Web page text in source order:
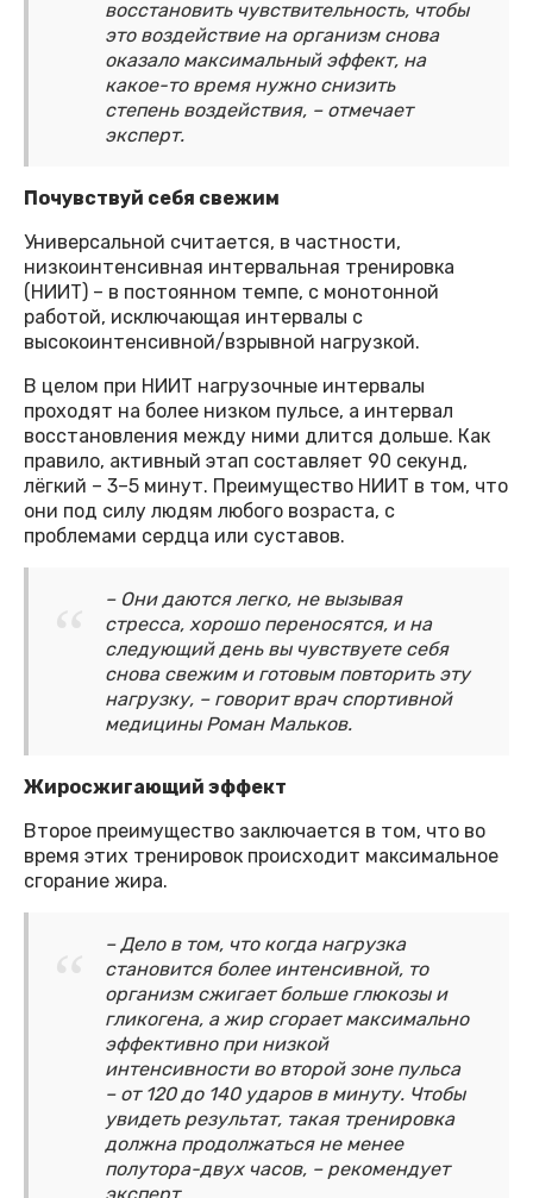
восстановить чувствительность, чтобы
это воздействие на организм снова
оказало максимальный эффект, на
какое-то время нужно снизить
степень воздействия, – отмечает
эксперт.
Почувствуй себя свежим
Универсальной считается, в частности,
низкоинтенсивная интервальная тренировка
(НИИТ) – в постоянном темпе, с монотонной
работой, исключающая интервалы с
высокоинтенсивной/взрывной нагрузкой.
В целом при НИИТ нагрузочные интервалы
проходят на более низком пульсе, а интервал
восстановления между ними длится дольше. Как
правило, активный этап составляет 90 секунд,
лёгкий – 3–5 минут. Преимущество НИИТ в том, что
они под силу людям любого возраста, с
проблемами сердца или суставов.
– Они даются легко, не вызывая
стресса, хорошо переносятся, и на
следующий день вы чувствуете себя
снова свежим и готовым повторить эту
нагрузку, – говорит врач спортивной
медицины Роман Мальков.
Жиросжигающий эффект
Второе преимущество заключается в том, что во
время этих тренировок происходит максимальное
сгорание жира.
– Дело в том, что когда нагрузка
становится более интенсивной, то
организм сжигает больше глюкозы и
гликогена, а жир сгорает максимально
эффективно при низкой
интенсивности во второй зоне пульса
– от 120 до 140 ударов в минуту. Чтобы
увидеть результат, такая тренировка
должна продолжаться не менее
полутора-двух часов, – рекомендует